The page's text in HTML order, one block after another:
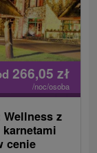
266,05 zł
/noc/osoba
z
cenie